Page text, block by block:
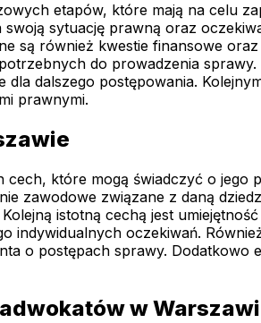
etapów, które mają na celu
sytuację prawną oraz
są również kwestie finansowe
do prowadzenia
dalszego postępowania.
prawnymi.
które mogą świadczyć o jego
zawodowe związane z daną
istotną cechą jest
indywidualnych oczekiwań.
o postępach sprawy.
w